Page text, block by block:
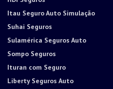
Itau Seguro Auto Simulação
Suhai Seguros
Sulamérica Seguros Auto
Sompo Seguros
Ituran com Seguro
Liberty Seguros Auto